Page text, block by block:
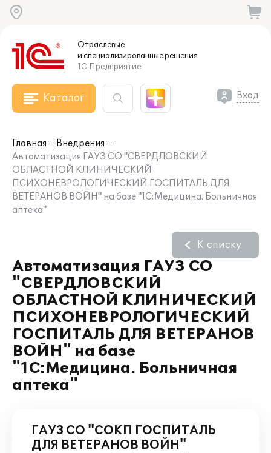
Отраслевые
и специализированныерешения
1С:Предприятие
Каталог Вход
Главная
Внедрения
Автоматизация ГАУЗ СО "СВЕРДЛОВСКИЙ
ОБЛАСТНОЙ КЛИНИЧЕСКИЙ
ПСИХОНЕВРОЛОГИЧЕСКИЙ ГОСПИТАЛЬ ДЛЯ
ВЕТЕРАНОВ ВОЙН" на базе "1С:Медицина. Больничная
аптека"
Автоматизация ГАУЗ СО
"СВЕРДЛОВСКИЙ
ОБЛАСТНОЙ КЛИНИЧЕСКИЙ
ПСИХОНЕВРОЛОГИЧЕСКИЙ
ГОСПИТАЛЬ ДЛЯ ВЕТЕРАНОВ
ВОЙН" на базе
"1С:Медицина. Больничная
аптека"
К списку
ГАУЗ СО "СОКП ГОСПИТАЛЬ
ДЛЯ ВЕТЕРАНОВ ВОЙН"